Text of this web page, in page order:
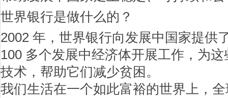
世界银行是做什么的？
2002 年，世界银行向发展中国家提供
100 多个发展中经济体开展工作，为
技术，帮助它们减少贫困。
我们生活在一个如此富裕的世界上，